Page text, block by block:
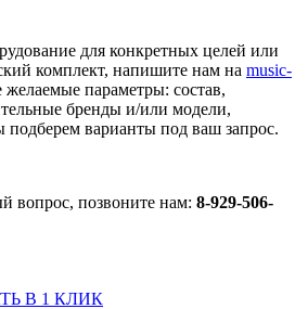
для конкретных целей или
комплект, напишите нам на music-
желаемые параметры: состав,
бренды и/или модели,
варианты под ваш запрос.
вопрос, позвоните нам: 8-929-506-
В 1 КЛИК